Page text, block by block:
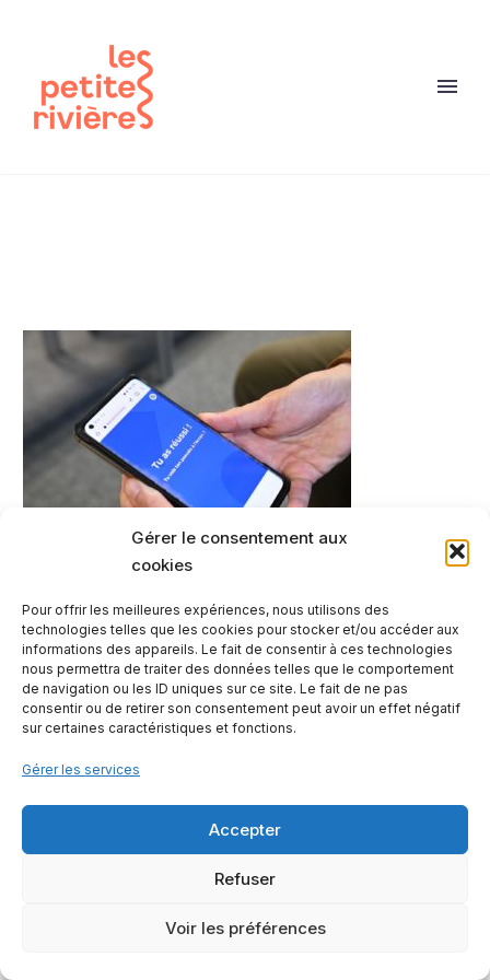
Gérer le consentement aux
cookies
Pour offrir les meilleures expériences, nous utilisons des
technologies telles que les cookies pour stocker et/ou accéder aux
informations des appareils. Le fait de consentir à ces technologies
nous permettra de traiter des données telles que le comportement
de navigation ou les ID uniques sur ce site. Le fait de ne pas
consentir ou de retirer son consentement peut avoir un effet négatif
sur certaines caractéristiques et fonctions.
Gérer les services
Accepter
Refuser
Voir les préférences
Mentions légales